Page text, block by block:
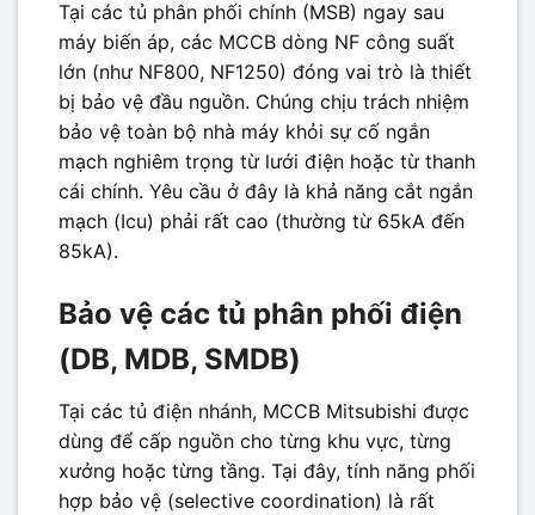
Tại các tủ phân phối chính (MSB) ngay sau
máy biến áp, các MCCB dòng NF công suất
lớn (như NF800, NF1250) đóng vai trò là thiết
bị bảo vệ đầu nguồn. Chúng chịu trách nhiệm
bảo vệ toàn bộ nhà máy khỏi sự cố ngắn
mạch nghiêm trọng từ lưới điện hoặc từ thanh
cái chính. Yêu cầu ở đây là khả năng cắt ngắn
mạch (Icu) phải rất cao (thường từ 65kA đến
85kA).
Bảo vệ các tủ phân phối điện
(DB, MDB, SMDB)
Tại các tủ điện nhánh, MCCB Mitsubishi được
dùng để cấp nguồn cho từng khu vực, từng
xưởng hoặc từng tầng. Tại đây, tính năng phối
hợp bảo vệ (selective coordination) là rất